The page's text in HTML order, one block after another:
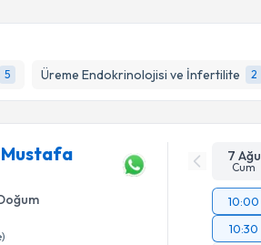
5 Üreme Endokrinolojisi ve İnfertilite 2
7 Ağu
Cum
10:00
10:30